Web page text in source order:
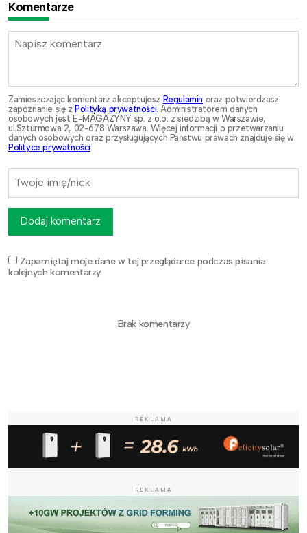
Komentarze
Zamieszczając komentarz akceptujesz Regulamin oraz potwierdzasz
zapoznanie się z Polityką prywatności. Administratorem danych
osobowych jest E-MAGAZYNY sp. z o.o. z siedzibą w Warszawie,
ul.Szturmowa 2, 02-678 Warszawa. Więcej informacji o przetwarzaniu
danych osobowych oraz przysługujących Państwu prawach znajduje się w
Polityce prywatności.
Zapamiętaj moje dane w tej przeglądarce podczas pisania
kolejnych komentarzy.
Dodaj komentarz
Brak komentarzy
REKLAMA
REKLAMA